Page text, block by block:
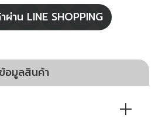
าน LINE SHOPPING
ข้อมูลสินค้า